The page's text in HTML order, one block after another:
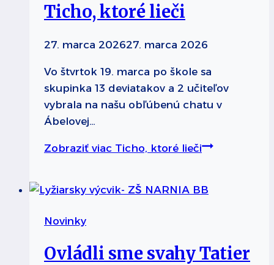
Ticho, ktoré lieči
27. marca 202627. marca 2026
Vo štvrtok 19. marca po škole sa
skupinka 13 deviatakov a 2 učiteľov
vybrala na našu obľúbenú chatu v
Ábelovej…
Zobraziť viac Ticho, ktoré lieči
Novinky
Ovládli sme svahy Tatier